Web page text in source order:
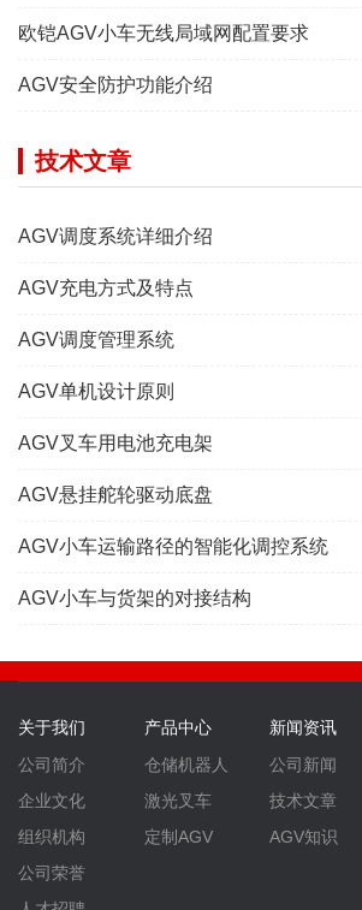
欧铠AGV小车无线局域网配置要求
AGV安全防护功能介绍
技术文章
AGV调度系统详细介绍
AGV充电方式及特点
AGV调度管理系统
AGV单机设计原则
AGV叉车用电池充电架
AGV悬挂舵轮驱动底盘
AGV小车运输路径的智能化调控系统
AGV小车与货架的对接结构
关于我们
公司简介
企业文化
组织机构
公司荣誉
产品中心
仓储机器人
激光叉车
定制AGV
新闻资讯
公司新闻
技术文章
AGV知识